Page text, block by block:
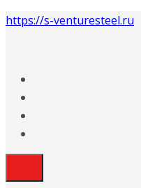
https://s-venturesteel.ru